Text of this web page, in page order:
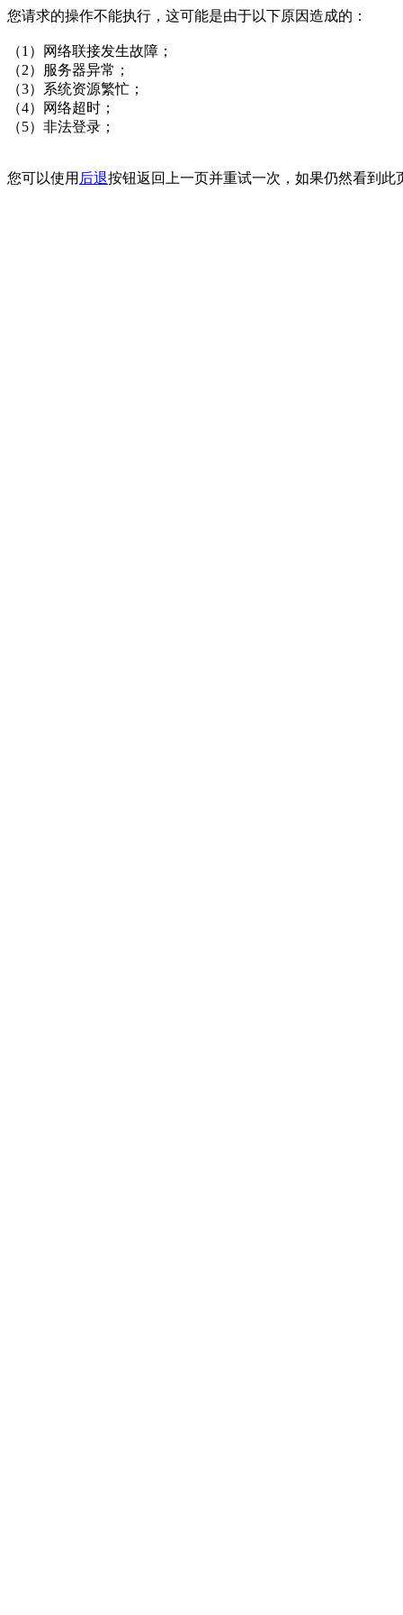
您请求的操作不能执行，这可能是由于以下原因造成的：
（1）网络联接发生故障；
（2）服务器异常；
（3）系统资源繁忙；
（4）网络超时；
（5）非法登录；
您可以使用 后退按钮返回上一页并重试一次，如果仍然看到此